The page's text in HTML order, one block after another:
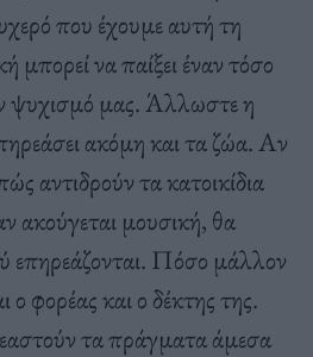
που έχουμε αυτή τη
μπορεί να παίξει έναν τόσο
ψυχισμό μας. Άλλωστε η
ακόμη και τα ζώα. Αν
αντιδρούν τα κατοικίδια
ακούγεται μουσική, θα
επηρεάζονται. Πόσο μάλλον
ο φορέας και ο δέκτης της.
τα πράγματα άμεσα